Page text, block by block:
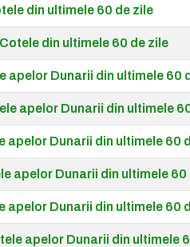
din ultimele 60 de zile
Cotele din ultimele 60 de zile
apelor Dunarii din ultimele 60
apelor Dunarii din ultimele
apelor Dunarii din ultimele 60
apelor Dunarii din ultimele 60
apelor Dunarii din ultimele 60
apelor Dunarii din ultimele